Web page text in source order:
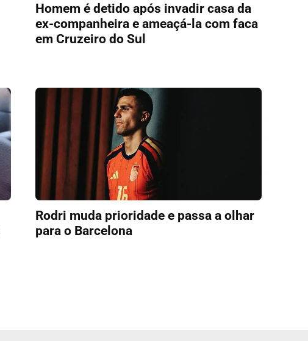
Homem é detido após invadir casa da
ex-companheira e ameaçá-la com faca
em Cruzeiro do Sul
Rodri muda prioridade e passa a olhar
para o Barcelona